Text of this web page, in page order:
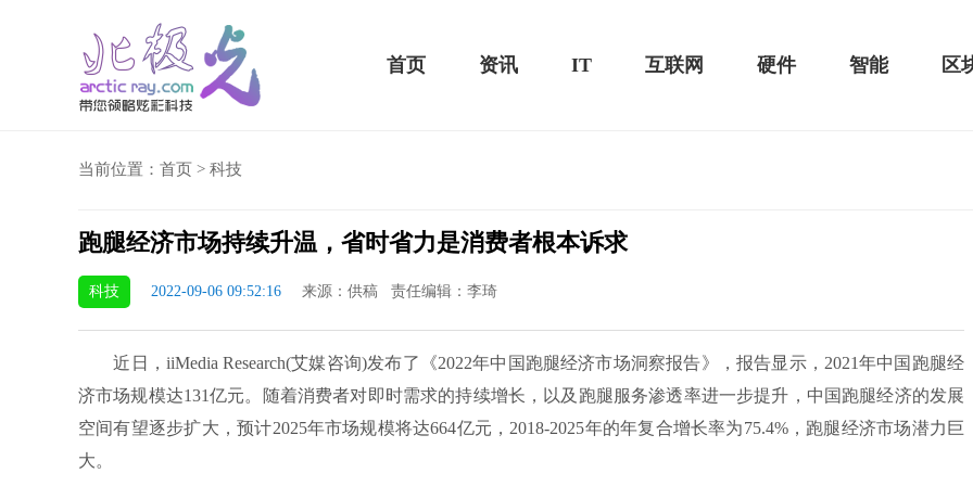
首页 资讯 IT 互联网 硬件 智能 区
当前位置： 首页 > 科技
跑腿经济市场持续升温，省时省力是消费者根本诉求
科技 2022-09-06 09:52:16 来源：供稿 责任编辑：李琦
近日，iiMedia Research(艾媒咨询)发布了《2022年中国跑腿经济市场洞察报告》，报告显示，2021年中国跑腿经
济市场规模达131亿元。随着消费者对即时需求的持续增长，以及跑腿服务渗透率进一步提升，中国跑腿经济的发展
空间有望逐步扩大，预计2025年市场规模将达664亿元，2018-2025年的年复合增长率为75.4%，跑腿经济市场潜力巨
大。
横扫千军！黑鲨游戏手机2 Pro评测：